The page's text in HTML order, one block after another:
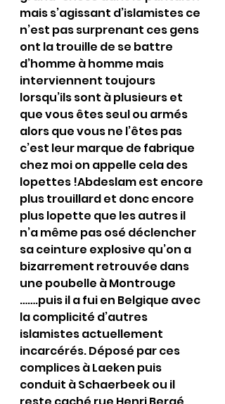
mais s’agissant d’islamistes ce
n’est pas surprenant ces gens
ont la trouille de se battre
d’homme à homme mais
interviennent toujours
lorsqu’ils sont à plusieurs et
que vous êtes seul ou armés
alors que vous ne l’êtes pas
c’est leur marque de fabrique
chez moi on appelle cela des
lopettes !Abdeslam est encore
plus trouillard et donc encore
plus lopette que les autres il
n’a même pas osé déclencher
sa ceinture explosive qu’on a
bizarrement retrouvée dans
une poubelle à Montrouge
…….puis il a fui en Belgique avec
la complicité d’autres
islamistes actuellement
incarcérés. Déposé par ces
complices à Laeken puis
conduit à Schaerbeek ou il